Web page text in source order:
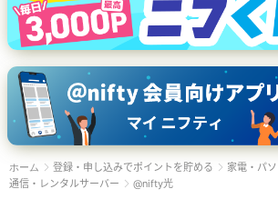
ホーム 登録・申し込みでポイントを貯める
家電・パ
通信・レンタルサーバー
@nifty光